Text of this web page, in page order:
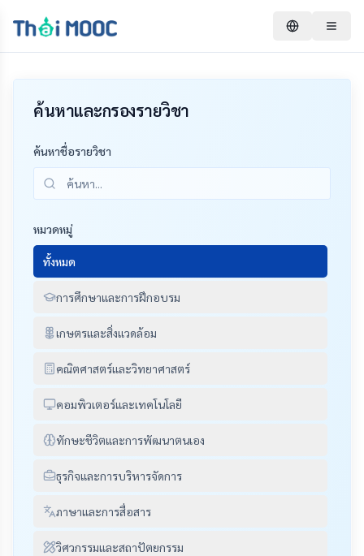
ค้นหาและกรองรายวิชา
ค้นหาชื่อรายวิชา
หมวดหมู่
ทั้งหมด
การศึกษาและการฝึกอบรม
เกษตรและสิ่งแวดล้อม
คณิตศาสตร์และวิทยาศาสตร์
คอมพิวเตอร์และเทคโนโลยี
ทักษะชีวิตและการพัฒนาตนเอง
ธุรกิจและการบริหารจัดการ
ภาษาและการสื่อสาร
วิศวกรรมและสถาปัตยกรรม